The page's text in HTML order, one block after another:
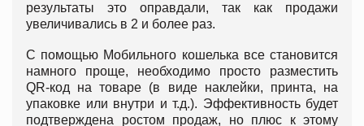
результаты это оправдали, так как продажи
увеличивались в 2 и более раз.
С помощью Мобильного кошелька все становится
намного проще, необходимо просто разместить
QR-код на товаре (в виде наклейки, принта, на
упаковке или внутри и т.д.). Эффективность будет
подтверждена ростом продаж, но плюс к этому